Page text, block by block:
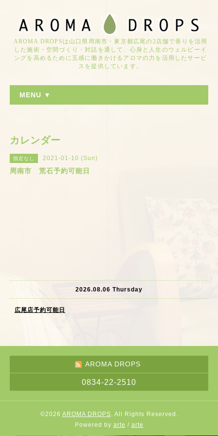
AROMA DROPSは山口県周南市・東京都広尾の2店舗で香りを活用
した施術・空間づくり・対話を通して、心身と人生のウェルビーイ
ングを高めるために五感に働きかけるアロマの力を活用したサービ
スを提供しています。
MENU ▼
カレンダー
指定なし 2021-01-10 (Sun)
周南市 荒石予約可能日
2026.08.06 Thursday
広尾店予約可能日
AROMA DROPS
0834-22-2510
©2026 AROMA DROPS. All Rights Reserved.
Powered by arte / arte